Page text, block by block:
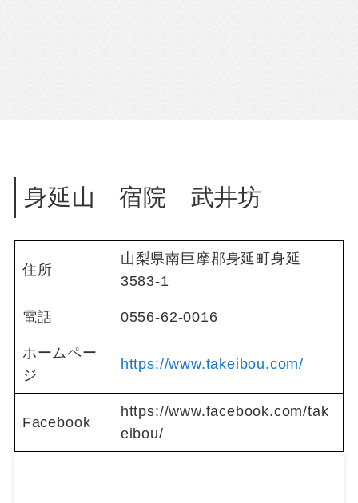
身延山 宿院 武井坊
住所
山梨県南巨摩郡身延町身延
3583-1
電話 0556-62-0016
ホームペー
ジ
https://www.takeibou.com/
Facebook
https://www.facebook.com/tak
eibou/